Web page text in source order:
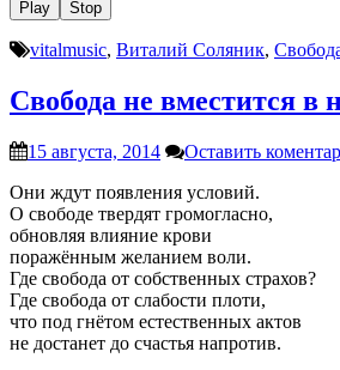
Play Stop
vitalmusic, Виталий Соляник,
Свобода не вместится в
15 августа, 2014 Оставить
Они ждут появления условий.
О свободе твердят громогласно,
обновляя влияние крови
поражённым желанием воли.
Где свобода от собственных страхов?
Где свобода от слабости плоти,
что под гнётом естественных актов
не достанет до счастья напротив.